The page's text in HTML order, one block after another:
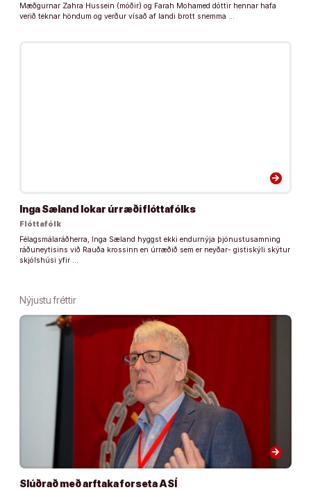
Mæðgurnar Zahra Hussein (móðir) og Farah Mohamed dóttir hennar hafa
verið teknar höndum og verður vísað af landi brott snemma …
arrow_forward
Inga Sæland lokar úrræði flóttafólks
Flóttafólk
Félagsmálaráðherra, Inga Sæland hyggst ekki endurnýja þjónustusamning
ráðuneytisins við Rauða krossinn en úrræðið sem er neyðar- gistiskýli skýtur
skjólshúsi yfir …
Nýjustu fréttir
arrow_forward
Slúðrað með arftaka forseta ASÍ